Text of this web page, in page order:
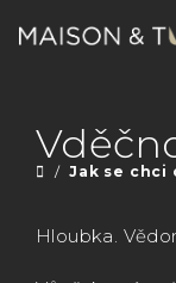
na
Domů
/ Jak se chci
Hloubka.